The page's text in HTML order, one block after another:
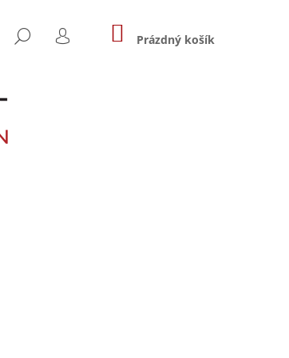
HLEDAT
PŘIHLÁŠENÍ
NÁKUPNÍ
KOŠÍK
Prázdný košík